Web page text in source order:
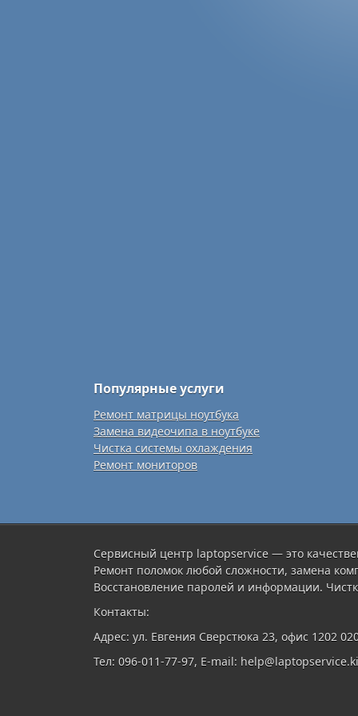
Популярные услуги
Ремонт матрицы ноутбука
Замена видеочипа в ноутбуке
Чистка системы охлаждения
Ремонт мониторов
Сервисный центр laptopservice — это
Ремонт поломок любой сложности, замена
Восстановление паролей и информации.
Контакты:
Адрес: ул. Евгения Сверстюка 23, офис 1202
Тел: 096-011-77-97, E-mail: